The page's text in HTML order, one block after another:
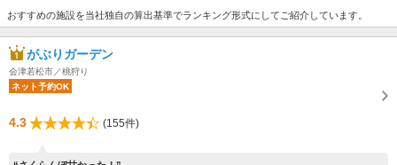
おすすめの施設を当社独自の算出基準でランキング形式にしてご紹介しています。
がぶりガーデン
会津若松市／桃狩り
ネット予約OK
4.3 (155件)